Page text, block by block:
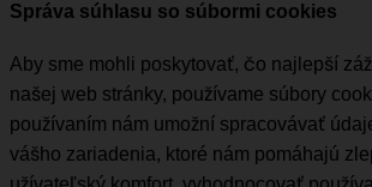
Správa súhlasu so súbormi cookies
Aby sme mohli poskytovať, čo najlepší
našej web stránky, používame súbory
používaním nám umožní spracovávať
vášho zariadenia, ktoré nám pomáhajú